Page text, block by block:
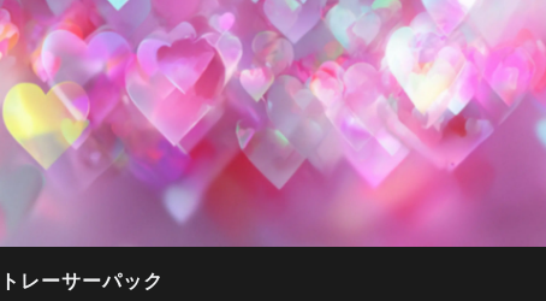
トレーサーパック